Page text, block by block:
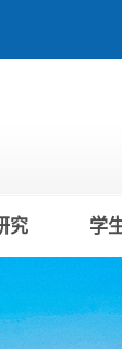
究 学